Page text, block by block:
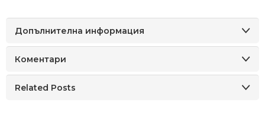
Допълнителна информация
Коментари
Related Posts